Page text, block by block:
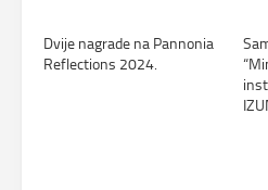
Dvije nagrade na Pannonia
Reflections 2024.